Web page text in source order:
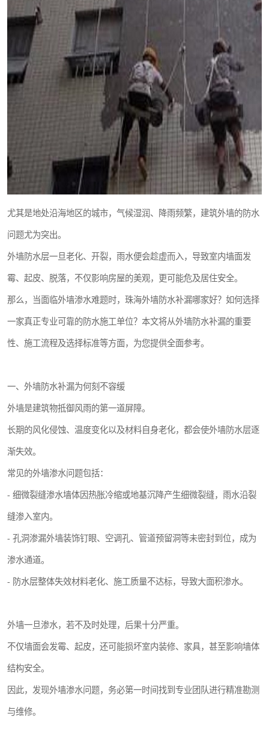
尤其是地处沿海地区的城市，气候湿润、降雨频繁，建筑外墙的防水
问题尤为突出。
外墙防水层一旦老化、开裂，雨水便会趁虚而入，导致室内墙面发
霉、起皮、脱落，不仅影响房屋的美观，更可能危及居住安全。
那么，当面临外墙渗水难题时，珠海外墙防水补漏哪家好？如何选择
一家真正专业可靠的防水施工单位？本文将从外墙防水补漏的重要
性、施工流程及选择标准等方面，为您提供全面参考。
一、外墙防水补漏为何刻不容缓
外墙是建筑物抵御风雨的第一道屏障。
长期的风化侵蚀、温度变化以及材料自身老化，都会使外墙防水层逐
渐失效。
常见的外墙渗水问题包括：
- 细微裂缝渗水墙体因热胀冷缩或地基沉降产生细微裂缝，雨水沿裂
缝渗入室内。
- 孔洞渗漏外墙装饰钉眼、空调孔、管道预留洞等未密封到位，成为
渗水通道。
- 防水层整体失效材料老化、施工质量不达标，导致大面积渗水。
外墙一旦渗水，若不及时处理，后果十分严重。
不仅墙面会发霉、起皮，还可能损坏室内装修、家具，甚至影响墙体
结构安全。
因此，发现外墙渗水问题，务必第一时间找到专业团队进行精准勘测
与维修。